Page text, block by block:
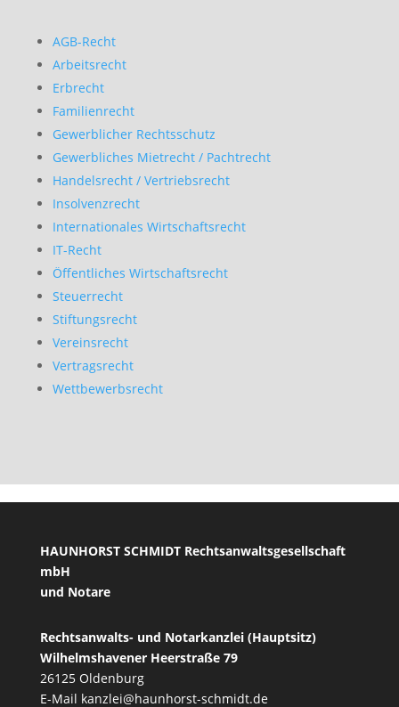
AGB-Recht
Arbeitsrecht
Erbrecht
Familienrecht
Gewerblicher Rechtsschutz
Gewerbliches Mietrecht / Pachtrecht
Handelsrecht / Vertriebsrecht
Insolvenzrecht
Internationales Wirtschaftsrecht
IT-Recht
Öffentliches Wirtschaftsrecht
Steuerrecht
Stiftungsrecht
Vereinsrecht
Vertragsrecht
Wettbewerbsrecht
HAUNHORST SCHMIDT Rechtsanwaltsgesellschaft
mbH
und Notare
Rechtsanwalts- und Notarkanzlei (Hauptsitz)
Wilhelmshavener Heerstraße 79
26125 Oldenburg
E-Mail kanzlei@haunhorst-schmidt.de